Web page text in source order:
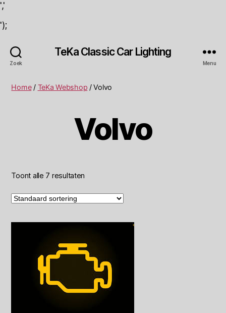
','
');
Zoek
TeKa Classic Car Lighting
Menu
Home/ TeKa Webshop / Volvo
Volvo
Toont alle 7 resultaten